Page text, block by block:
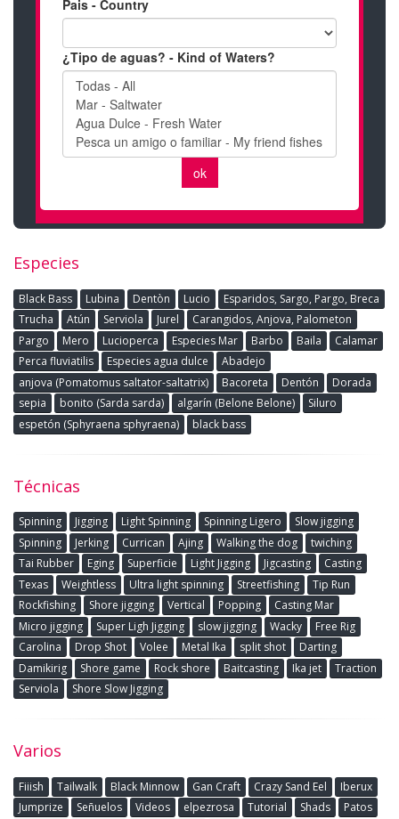
Especies
Black Bass Lubina Dentòn Lucio
Esparidos, Sargo, Pargo, Breca
Trucha
Atún Serviola Jurel
Carangidos, Anjova, Palometon
Pargo
Mero Lucioperca Especies Mar Barbo Baila
Calamar
Perca fluviatilis
Especies agua dulce
Abadejo
anjova (Pomatomus saltator-saltatrix)
Bacoreta Dentón
Dorada
sepia
bonito (Sarda sarda) algarín (Belone Belone)
Siluro
espetón (Sphyraena sphyraena)
black bass
Técnicas
Spinning Jigging Light Spinning Spinning Ligero
Slow jigging
Spinning
Jerking Currican Ajing Walking the dog
twiching
Tai Rubber
Eging Superficie Light Jigging Jigcasting
Casting
Texas
Weightless Ultra light spinning Streetfishing
Tip Run
Rockfishing
Shore jigging Vertical Popping
Casting Mar
Micro jigging
Super Ligh Jigging slow jigging Wacky
Free Rig
Carolina
Drop Shot Volee Metal Ika split shot
Darting
Damikirig
Shore game Rock shore Baitcasting Ika jet
Traction
Serviola
Shore Slow Jigging
Varios
Fiiish Tailwalk Black Minnow Gan Craft Crazy Sand Eel
Iberux
Jumprize
Señuelos Videos elpezrosa Tutorial Shads
Patos